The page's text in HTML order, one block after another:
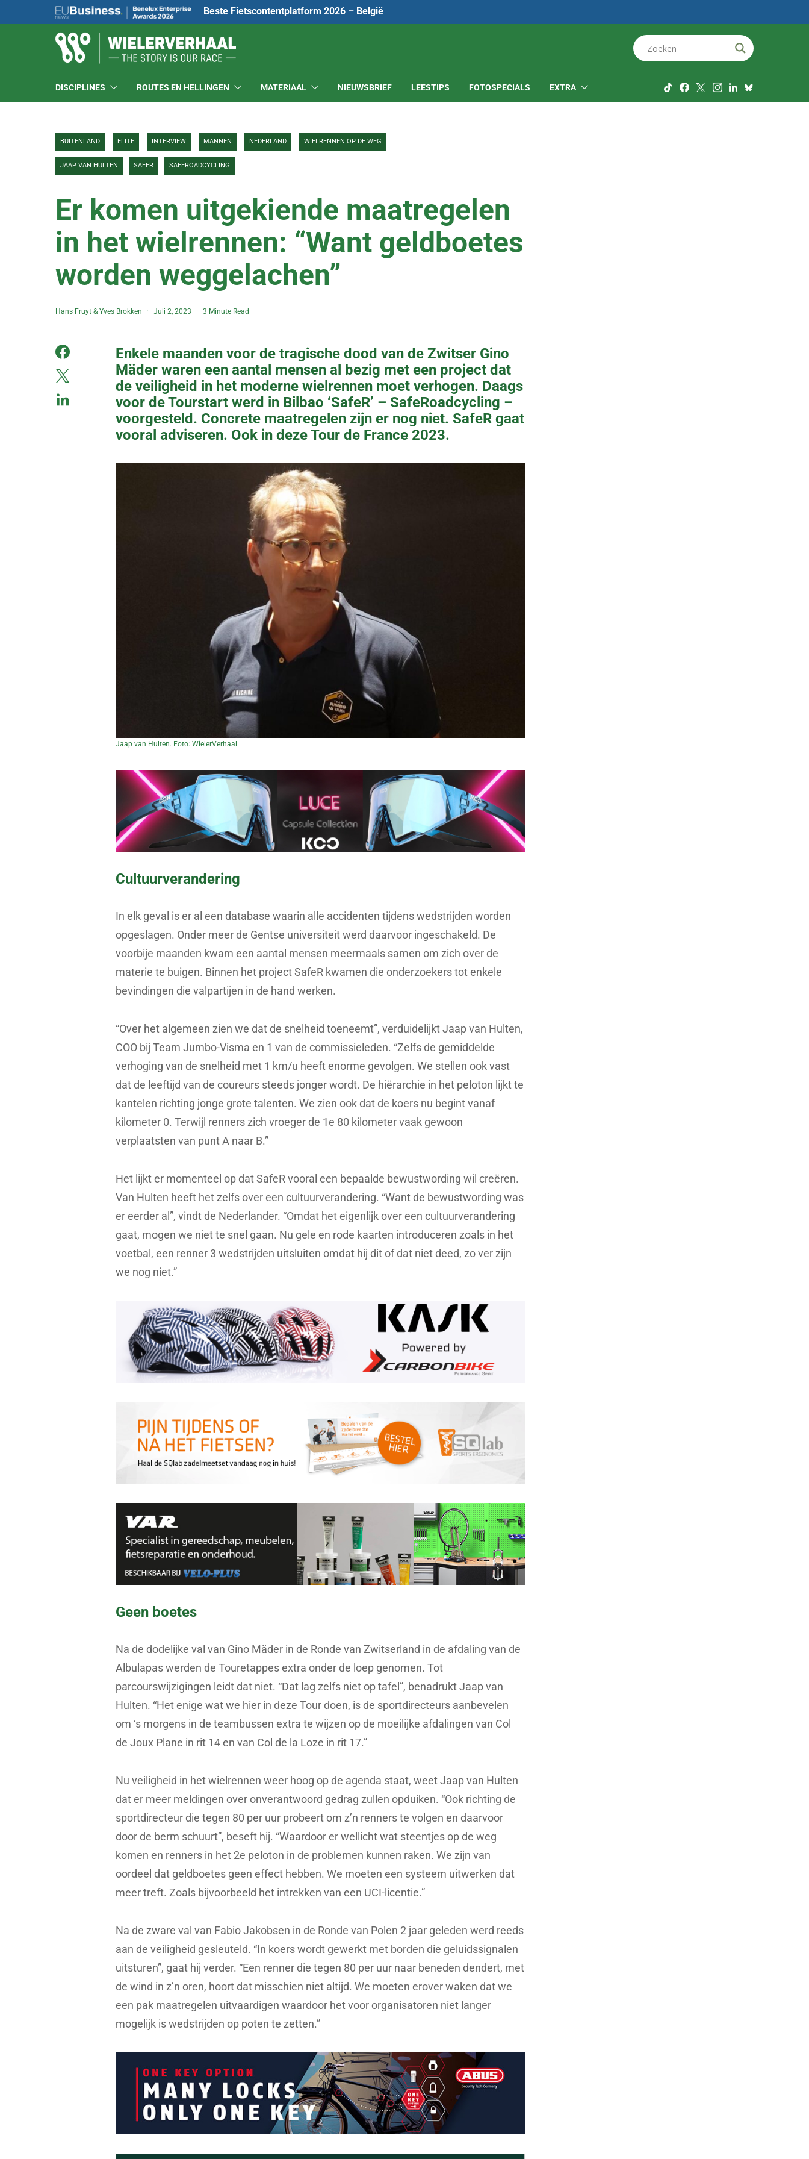
Beste Fietscontentplatform 2026 – België
DISCIPLINES ROUTES EN HELLINGEN MATERIAAL NIEUWSBRIEF LEESTIPS FOTOSPECIALS EXTRA
BUITENLAND ELITE INTERVIEW MANNEN NEDERLAND WIELRENNEN OP DE WEG
JAAP VAN HULTEN SAFER SAFEROADCYCLING
Er komen uitgekiende maatregelen
in het wielrennen: “Want geldboetes
worden weggelachen”
Hans Fruyt &Yves Brokken Juli 2, 2023 3 Minute Read
Enkele maanden voor de tragische dood van de Zwitser Gino
Mäder waren een aantal mensen al bezig met een project dat
de veiligheid in het moderne wielrennen moet verhogen. Daags
voor de Tourstart werd in Bilbao ‘SafeR’ – SafeRoadcycling –
voorgesteld. Concrete maatregelen zijn er nog niet. SafeR gaat
vooral adviseren. Ook in deze Tour de France 2023.
Jaap van Hulten. Foto: WielerVerhaal.
Cultuurverandering
In elk geval is er al een database waarin alle accidenten tijdens wedstrijden worden
opgeslagen. Onder meer de Gentse universiteit werd daarvoor ingeschakeld. De
voorbije maanden kwam een aantal mensen meermaals samen om zich over de
materie te buigen. Binnen het project SafeR kwamen die onderzoekers tot enkele
bevindingen die valpartijen in de hand werken.
“Over het algemeen zien we dat de snelheid toeneemt”, verduidelijkt Jaap van Hulten,
COO bij Team Jumbo-Visma en 1 van de commissieleden. “Zelfs de gemiddelde
verhoging van de snelheid met 1 km/u heeft enorme gevolgen. We stellen ook vast
dat de leeftijd van de coureurs steeds jonger wordt. De hiërarchie in het peloton lijkt te
kantelen richting jonge grote talenten. We zien ook dat de koers nu begint vanaf
kilometer 0. Terwijl renners zich vroeger de 1e 80 kilometer vaak gewoon
verplaatsten van punt A naar B.”
Het lijkt er momenteel op dat SafeR vooral een bepaalde bewustwording wil creëren.
Van Hulten heeft het zelfs over een cultuurverandering. “Want de bewustwording was
er eerder al”, vindt de Nederlander. “Omdat het eigenlijk over een cultuurverandering
gaat, mogen we niet te snel gaan. Nu gele en rode kaarten introduceren zoals in het
voetbal, een renner 3 wedstrijden uitsluiten omdat hij dit of dat niet deed, zo ver zijn
we nog niet.”
Geen boetes
Na de dodelijke val van Gino Mäder in de Ronde van Zwitserland in de afdaling van de
Albulapas werden de Touretappes extra onder de loep genomen. Tot
parcourswijzigingen leidt dat niet. “Dat lag zelfs niet op tafel”, benadrukt Jaap van
Hulten. “Het enige wat we hier in deze Tour doen, is de sportdirecteurs aanbevelen
om ‘s morgens in de teambussen extra te wijzen op de moeilijke afdalingen van Col
de Joux Plane in rit 14 en van Col de la Loze in rit 17.”
Nu veiligheid in het wielrennen weer hoog op de agenda staat, weet Jaap van Hulten
dat er meer meldingen over onverantwoord gedrag zullen opduiken. “Ook richting de
sportdirecteur die tegen 80 per uur probeert om z’n renners te volgen en daarvoor
door de berm schuurt”, beseft hij. “Waardoor er wellicht wat steentjes op de weg
komen en renners in het 2e peloton in de problemen kunnen raken. We zijn van
oordeel dat geldboetes geen effect hebben. We moeten een systeem uitwerken dat
meer treft. Zoals bijvoorbeeld het intrekken van een UCI-licentie.”
Na de zware val van Fabio Jakobsen in de Ronde van Polen 2 jaar geleden werd reeds
aan de veiligheid gesleuteld. “In koers wordt gewerkt met borden die geluidssignalen
uitsturen”, gaat hij verder. “Een renner die tegen 80 per uur naar beneden dendert, met
de wind in z’n oren, hoort dat misschien niet altijd. We moeten erover waken dat we
een pak maatregelen uitvaardigen waardoor het voor organisatoren niet langer
mogelijk is wedstrijden op poten te zetten.”